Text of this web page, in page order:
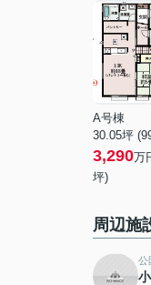
A号棟
30.05坪
3,290万
坪)
周辺施
公